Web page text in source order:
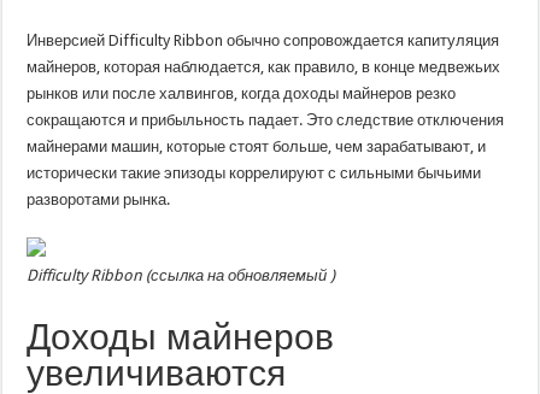
Инверсией Difficulty Ribbon обычно сопровождается капитуляция
майнеров, которая наблюдается, как правило, в конце медвежьих
рынков или после халвингов, когда доходы майнеров резко
сокращаются и прибыльность падает. Это следствие отключения
майнерами машин, которые стоят больше, чем зарабатывают, и
исторически такие эпизоды коррелируют с сильными бычьими
разворотами рынка.
Difficulty Ribbon (ссылка на обновляемый )
Доходы майнеров
увеличиваются